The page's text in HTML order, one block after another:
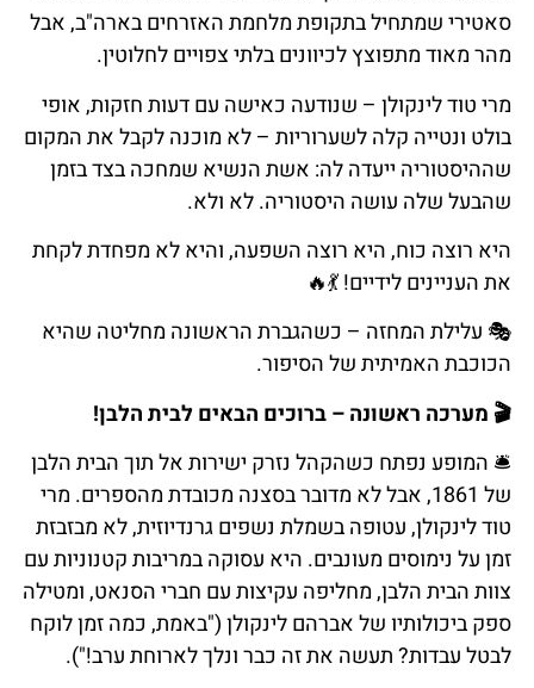
סאטירי שמתחיל בתקופת מלחמת האזרחים בארה"ב, אבל
מהר מאוד מתפוצץ לכיוונים בלתי צפויים לחלוטין.
מרי טוד לינקולן – שנודעה כאישה עם דעות חזקות, אופי
בולט ונטייה קלה לשערוריות – לא מוכנה לקבל את המקום
שההיסטוריה ייעדה לה: אשת הנשיא שמחכה בצד בזמן
שהבעל שלה עושה היסטוריה. לא ולא.
היא רוצה כוח, היא רוצה השפעה, והיא לא מפחדת לקחת
את העניינים לידיים! 💃🔥
🎭 עלילת המחזה – כשהגברת הראשונה מחליטה שהיא
הכוכבת האמיתית של הסיפור.
🎬 מערכה ראשונה – ברוכים הבאים לבית הלבן!
🛎️ המופע נפתח כשהקהל נזרק ישירות אל תוך הבית הלבן
של 1861, אבל לא מדובר בסצנה מכובדת מהספרים. מרי
טוד לינקולן, עטופה בשמלת נשפים גרנדיוזית, לא מבזבזת
זמן על נימוסים מעונבים. היא עסוקה במריבות קטנוניות עם
צוות הבית הלבן, מחליפה עקיצות עם חברי הסנאט, ומטילה
ספק ביכולותיו של אברהם לינקולן ("באמת, כמה זמן לוקח
לבטל עבדות? תעשה את זה כבר ונלך לארוחת ערב!").